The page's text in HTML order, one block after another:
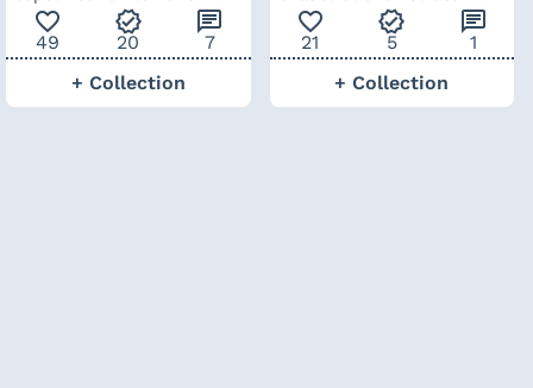
edition collector
favorite_outline
49
verified
20
chat
7
+ Collection
Paillettes
favorite_outline
21
verified
5
chat
1
+ Collection